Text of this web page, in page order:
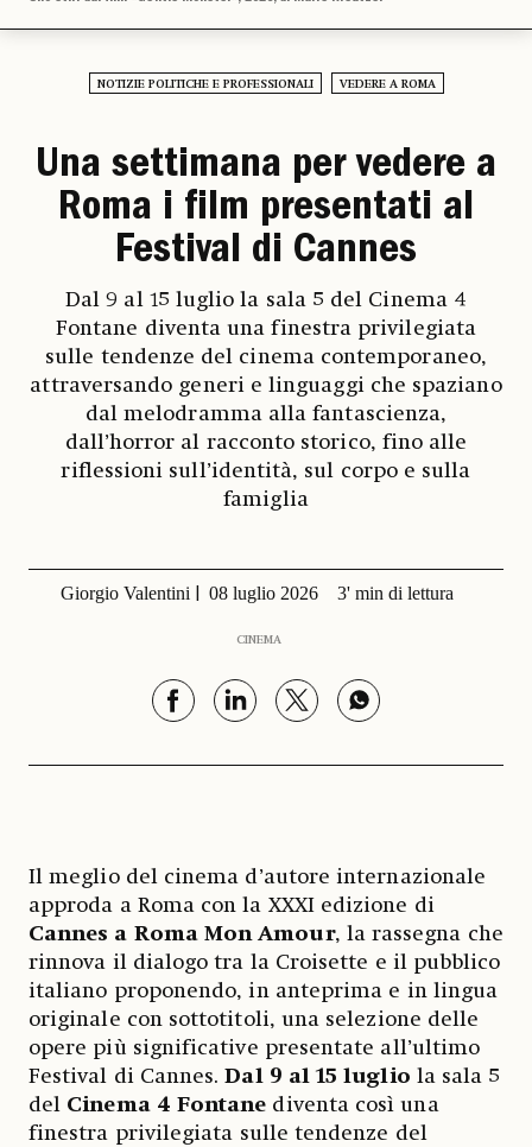
NOTIZIE POLITICHE E PROFESSIONALI VEDERE A ROMA
Una settimana per vedere a
Roma i film presentati al
Festival di Cannes
Dal 9 al 15 luglio la sala 5 del Cinema 4
Fontane diventa una finestra privilegiata
sulle tendenze del cinema contemporaneo,
attraversando generi e linguaggi che spaziano
dal melodramma alla fantascienza,
dall’horror al racconto storico, fino alle
riflessioni sull’identità, sul corpo e sulla
famiglia
Giorgio Valentini 08 luglio 2026 3' min di lettura
CINEMA
Il meglio del cinema d’autore internazionale
approda a Roma con la XXXI edizione di
Cannes a Roma Mon Amour, la rassegna che
rinnova il dialogo tra la Croisette e il pubblico
italiano proponendo, in anteprima e in lingua
originale con sottotitoli, una selezione delle
opere più significative presentate all’ultimo
Festival di Cannes.Dal 9 al 15 luglio la sala 5
del Cinema 4 Fontane diventa così una
finestra privilegiata sulle tendenze del